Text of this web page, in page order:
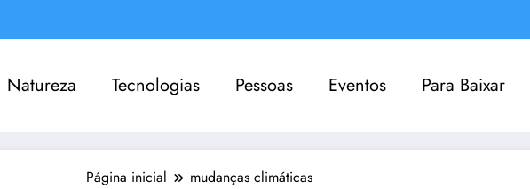
Natureza Tecnologias Pessoas Eventos Para Baixar
Página inicial mudanças climáticas